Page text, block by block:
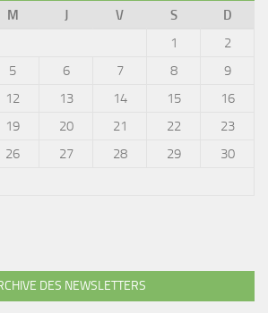
M J V S
D
1
2
5 6 7 8
9
12 13 14 15
16
19 20 21 22
23
26 27 28 29
30
DES NEWSLETTERS